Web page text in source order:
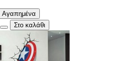
Αγαπημένα